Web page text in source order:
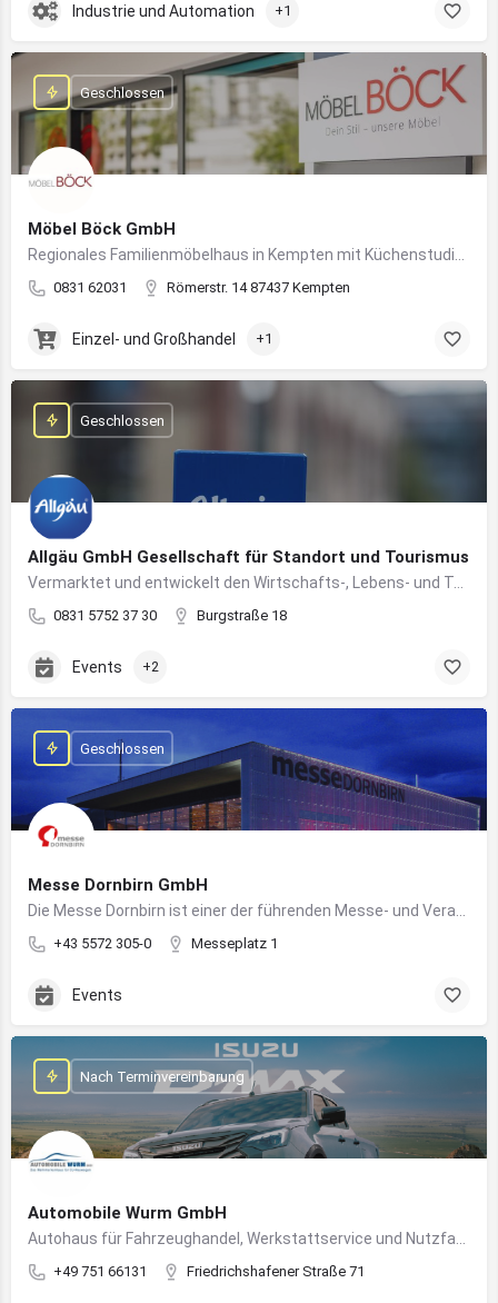
Industrie und Automation +1
Möbel Böck GmbH
0831 62031 Römerstr. 14 87437 Kempten
Geschlossen
Einzel- und Großhandel +1
Allgäu GmbH Gesellschaft für Standort und Tourismus
0831 5752 37 30 Burgstraße 18
Geschlossen
Events +2
Messe Dornbirn GmbH
+43 5572 305-0 Messeplatz 1
Geschlossen
Events
Automobile Wurm GmbH
+49 751 66131 Friedrichshafener Straße 71
Nach Terminvereinbarung